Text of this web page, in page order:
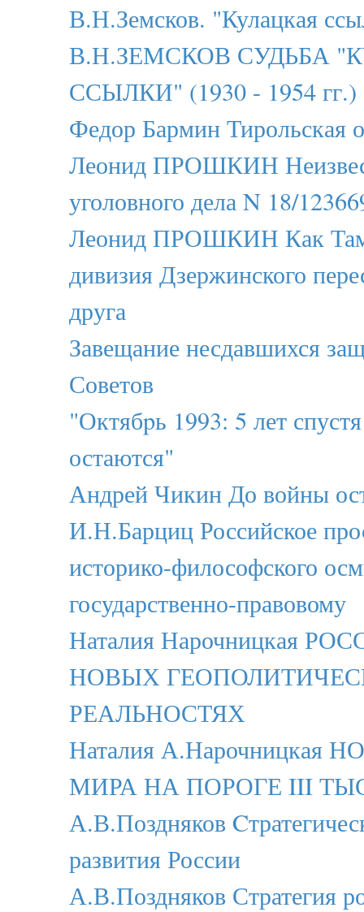
В.Н.Земсков. "Кулацкая
В.Н.ЗЕМСКОВ СУДЬБА
ССЫЛКИ" (1930 - 1954 гг.)
Федор Бармин Тирольская
Леонид ПРОШКИН
уголовного дела N 18/
Леонид ПРОШКИН Как
дивизия Дзержинского
друга
Завещание несдавшихся
Советов
"Октябpь 1993: 5 лет
остаются"
Андрей Чикин До войны
И.Н.Барциц Российское
историко-философского
государственно-правовому
Наталия Нарочницкая
НОВЫХ
РЕАЛЬНОСТЯХ
Наталия А.Нарочницкая
МИРА НА ПОРОГЕ III
А.В.Поздняков
развития России
А.В.Поздняков Стратегия